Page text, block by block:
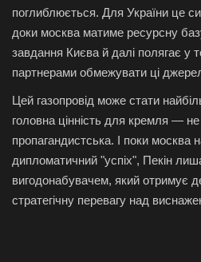
поглиблюється. Для України це
доки москва матиме ресурсну
завдання Києва й далі полягає у
партнерами обмежувати ці
Цей газопровід може стати
головна цінність для кремля —
пропагандистська. І поки москва
дипломатичний "успіх", Пекін
вигодонабувачем, який отримує
стратегічну перевагу над